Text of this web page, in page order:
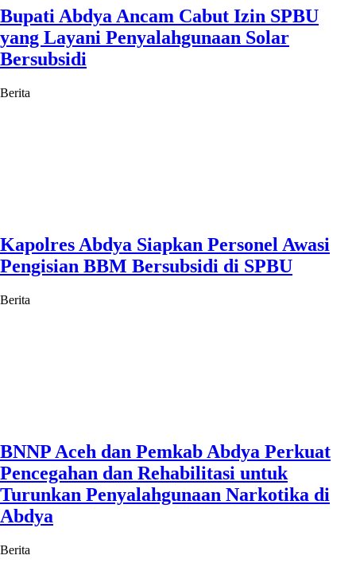
Bupati Abdya Ancam Cabut Izin SPBU
yang Layani Penyalahgunaan Solar
Bersubsidi
Berita
Kapolres Abdya Siapkan Personel Awasi
Pengisian BBM Bersubsidi di SPBU
Berita
BNNP Aceh dan Pemkab Abdya Perkuat
Pencegahan dan Rehabilitasi untuk
Turunkan Penyalahgunaan Narkotika di
Abdya
Berita